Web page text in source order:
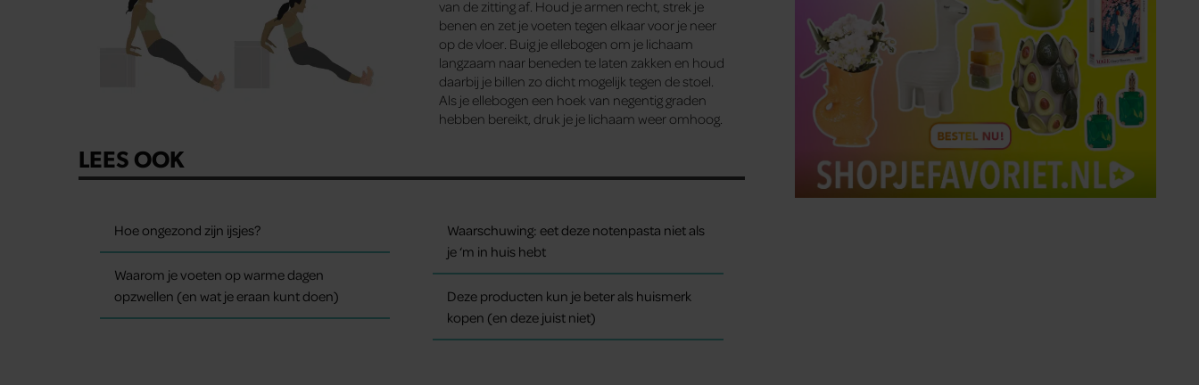
van de zitting af. Houd je armen recht, strek je
benen en zet je voeten tegen elkaar voor je neer
op de vloer. Buig je ellebogen om je lichaam
langzaam naar beneden te laten zakken en houd
daarbij je billen zo dicht mogelijk tegen de stoel.
Als je ellebogen een hoek van negentig graden
hebben bereikt, druk je je lichaam weer omhoog.
LEES OOK
Hoe ongezond zijn ijsjes?
Waarom je voeten op warme dagen
opzwellen (en wat je eraan kunt doen)
Waarschuwing: eet deze notenpasta niet als
je ‘m in huis hebt
Deze producten kun je beter als huismerk
kopen (en deze juist niet)